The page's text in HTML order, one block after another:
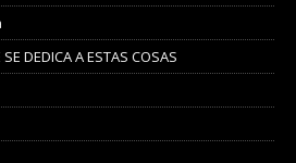
DEDICA A ESTAS COSAS